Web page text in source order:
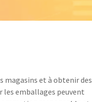
magasins et à obtenir des
emballages peuvent